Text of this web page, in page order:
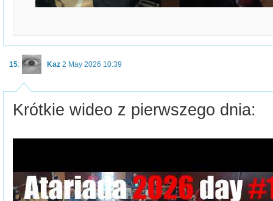
15: Kaz 2 May 2026 10:39
Krótkie wideo z pierwszego dnia: